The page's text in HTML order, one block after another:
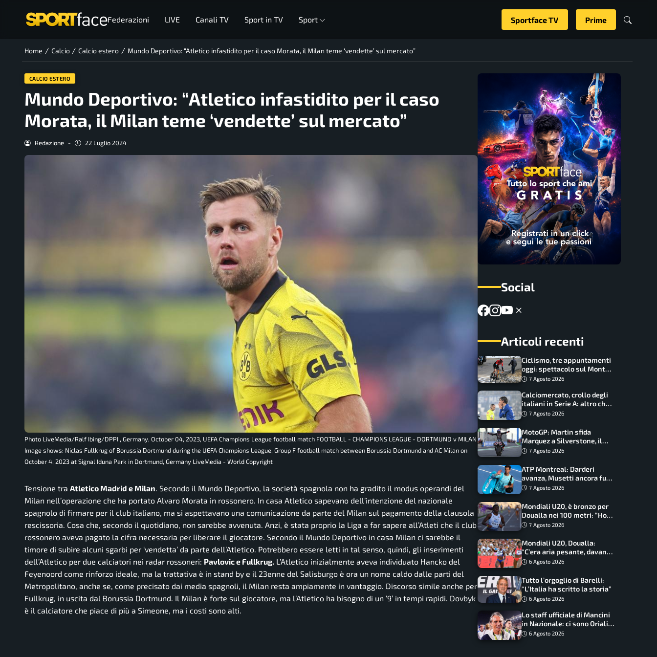
Federazioni LIVE Canali TV Sport in TV Sport Sportface TV Prime
Home / Calcio / Calcio estero / Mundo Deportivo: “Atletico infastidito per il caso Morata, il Milan teme ‘vendette’ sul mercato”
CALCIO ESTERO
Mundo Deportivo: “Atletico infastidito per il caso
Morata, il Milan teme ‘vendette’ sul mercato”
Redazione - 22 Luglio 2024
Photo LiveMedia/Ralf Ibing/DPPI , Germany, October 04, 2023, UEFA Champions League football match FOOTBALL - CHAMPIONS LEAGUE - DORTMUND v MILAN
Image shows: Niclas Fullkrug of Borussia Dortmund during the UEFA Champions League, Group F football match between Borussia Dortmund and AC Milan on
October 4, 2023 at Signal Iduna Park in Dortmund, Germany LiveMedia - World Copyright
Tensione tra Atletico Madrid e Milan. Secondo il Mundo Deportivo, la società spagnola non ha gradito il modus operandi del
Milan nell’operazione che ha portato Alvaro Morata in rossonero. In casa Atletico sapevano dell’intenzione del nazionale
spagnolo di firmare per il club italiano, ma si aspettavano una comunicazione da parte del Milan sul pagamento della clausola
rescissoria. Cosa che, secondo il quotidiano, non sarebbe avvenuta. Anzi, è stata proprio la Liga a far sapere all’Atleti che il club
rossonero aveva pagato la cifra necessaria per liberare il giocatore. Secondo il Mundo Deportivo in casa Milan ci sarebbe il
timore di subire alcuni sgarbi per ‘vendetta’ da parte dell’Atletico. Potrebbero essere letti in tal senso, quindi, gli inserimenti
dell’Atletico per due calciatori nei radar rossoneri: Pavlovic e Fullkrug. L’Atletico inizialmente aveva individuato Hancko del
Feyenoord come rinforzo ideale, ma la trattativa è in stand by e il 23enne del Salisburgo è ora un nome caldo dalle parti del
Metropolitano, anche se, come precisato dai media spagnoli, il Milan resta ampiamente in vantaggio. Discorso simile anche per
Fullkrug, in uscita dal Borussia Dortmund. Il Milan è forte sul giocatore, ma l’Atletico ha bisogno di un ‘9’ in tempi rapidi. Dovbyk
è il calciatore che piace di più a Simeone, ma i costi sono alti.
Social
Articoli recenti
Ciclismo, tre appuntamenti
oggi: spettacolo sul Mont
Ventoux, orari e come
7 Agosto 2026
Calciomercato, crollo degli
italiani in Serie A: altro che
svolta dopo il Mondiale
7 Agosto 2026
MotoGP: Martin sfida
Marquez a Silverstone, il
programma e gli orari
7 Agosto 2026
ATP Montreal: Darderi
avanza, Musetti ancora fuori
con Jodar
7 Agosto 2026
Mondiali U20, è bronzo per
Doualla nei 100 metri: “Ho
scacciato l’ansia”
7 Agosto 2026
Mondiali U20, Doualla:
“C’era aria pesante, davano
le mascherine! Finale? Non
6 Agosto 2026
Tutto l’orgoglio di Barelli:
“L’Italia ha scritto la storia”
6 Agosto 2026
Lo staff ufficiale di Mancini
in Nazionale: ci sono Oriali e
Bonucci, confermato un
6 Agosto 2026